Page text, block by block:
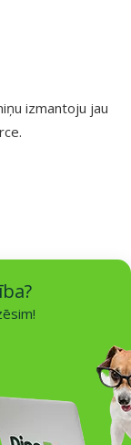
izmantoju jau